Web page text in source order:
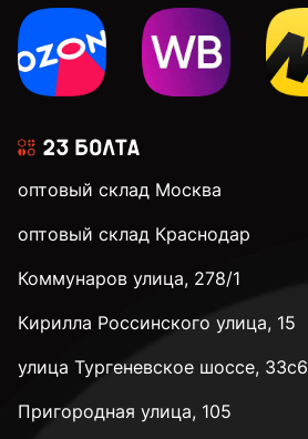
оптовый склад Москва
оптовый склад Краснодар
Коммунаров улица, 278/1
Кирилла Россинского улица, 15
улица Тургеневское шоссе, 33с6
Пригородная улица, 105